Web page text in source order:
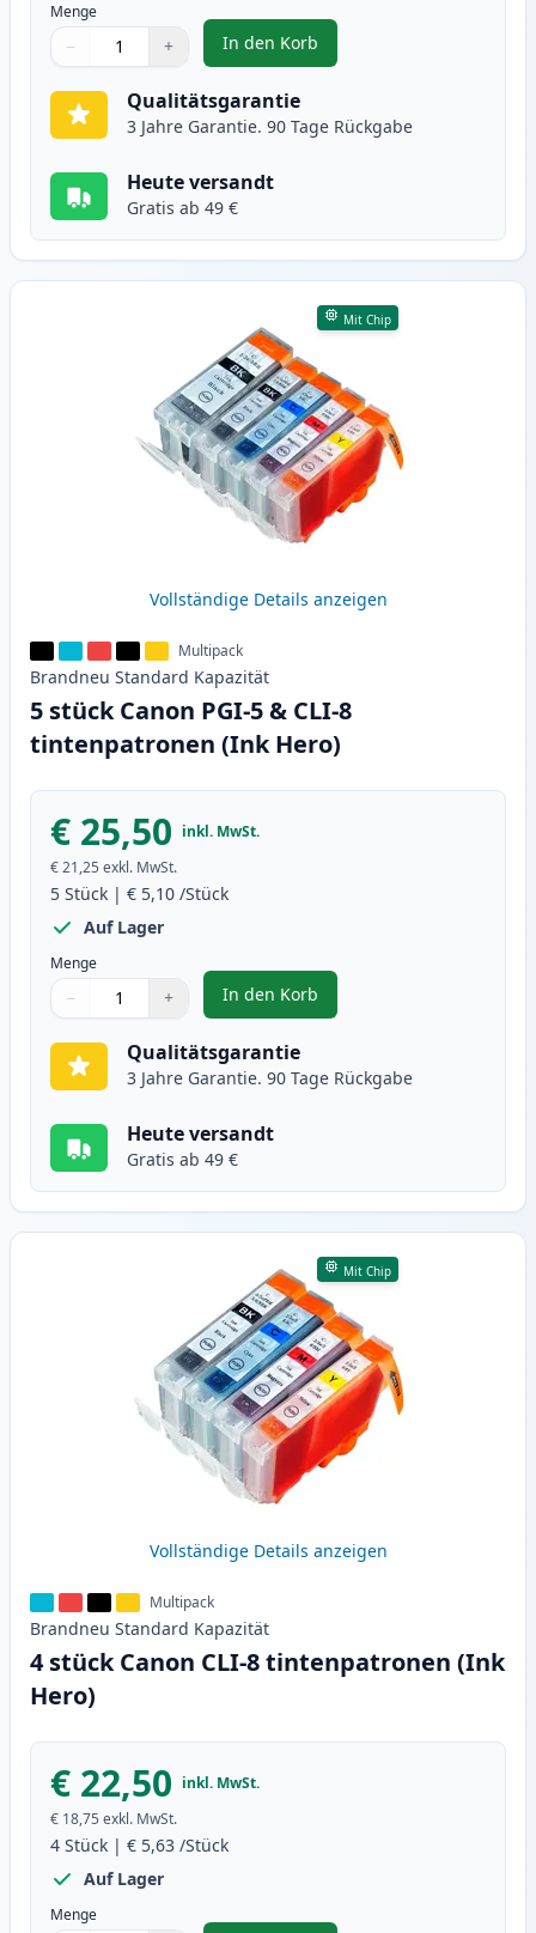
Menge
Verwenden Sie die Tasten, um anzupassen
− +
1
In den Korb
, 10 stück Canon PGI-5 & CLI-8
Qualitätsgarantie
3 Jahre Garantie. 90 Tage Rückgabe
Heute versandt
Gratis ab 49 €
Mit Chip
Vollständige Details anzeigen
Multipack
Brandneu Standard Kapazität
5 stück Canon PGI-5 & CLI-8
tintenpatronen (Ink Hero)
€ 25,50 inkl. MwSt.
€ 21,25 exkl. MwSt.
5 Stück | € 5,10 /Stück
Auf Lager
Menge
Verwenden Sie die Tasten, um anzupassen
− +
1
In den Korb
, 5 stück Canon PGI-5 & CLI-8
Qualitätsgarantie
3 Jahre Garantie. 90 Tage Rückgabe
Heute versandt
Gratis ab 49 €
Mit Chip
Vollständige Details anzeigen
Multipack
Brandneu Standard Kapazität
4 stück Canon CLI-8 tintenpatronen (Ink
Hero)
€ 22,50 inkl. MwSt.
€ 18,75 exkl. MwSt.
4 Stück | € 5,63 /Stück
Auf Lager
Menge